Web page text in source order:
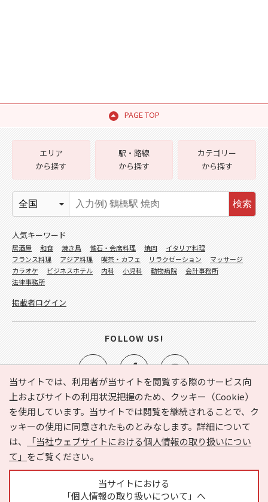
PAGE TOP
当サイトでは、利用者が当サイトを閲覧する際のサービス向
上およびサイトの利用状況把握のため、クッキー（Cookie）
を使用しています。当サイトでは閲覧を継続されることで、ク
ッキーの使用に同意されたものとみなします。詳細について
は、
「当社ウェブサイトにおける個人情報の取り扱いについ
て」 をご覧ください。
当サイトにおける
「個人情報の取り扱いについて」へ
e-NAVITA（イーナビタ）とは？ お気に入り
ヘルプ
利用規約
個人情報の取り扱いについて
運営会社
サイトマップ
広告掲載に関するお問い合わせ
エリア
から探す
駅・路線
から探す
カテゴリー
から探す
検索
人気キーワード
居酒屋 和食 焼き鳥 懐石・会席料理 焼肉
イタリア料理
フランス料理
アジア料理 喫茶・カフェ リラクゼーション
マッサージ
カラオケ
ビジネスホテル 内科 小児科 動物病院
会計事務所
法律事務所
掲載者ログイン
FOLLOW US!